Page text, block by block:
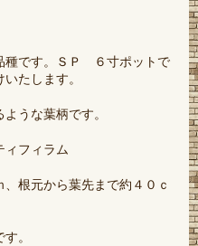
種です。ＳＰ ６寸ポットで
たします。
うな葉柄です。
ィフィラム
根元から葉先まで約４０ｃ
。